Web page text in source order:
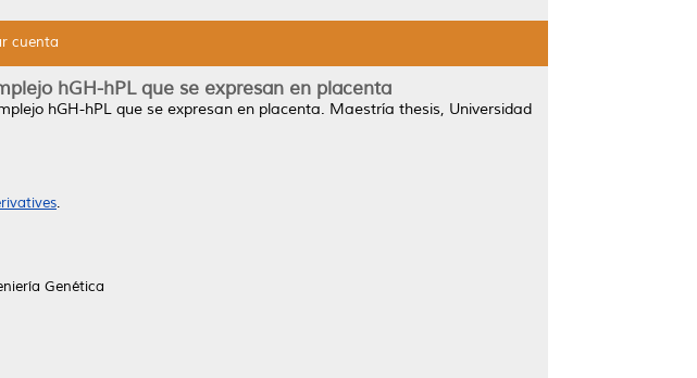
cuenta
hGH-hPL que se expresan en placenta
hGH-hPL que se expresan en placenta. Maestría thesis, Universidad
.
Genética